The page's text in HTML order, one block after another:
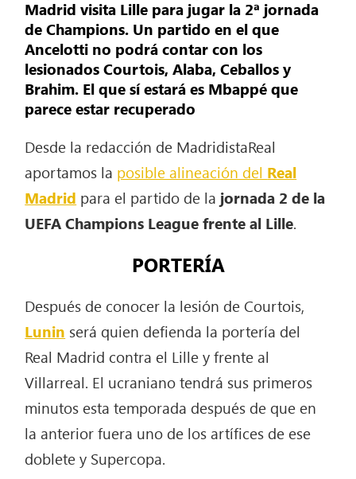
Madrid visita Lille para jugar la 2ª jornada
de Champions. Un partido en el que
Ancelotti no podrá contar con los
lesionados Courtois, Alaba, Ceballos y
Brahim. El que sí estará es Mbappé que
parece estar recuperado
Desde la redacción de MadridistaReal
aportamos la posible alineación del Real
Madrid para el partido de la jornada 2 de la
UEFA Champions League frente al Lille.
PORTERÍA
Después de conocer la lesión de Courtois,
Lunin será quien defienda la portería del
Real Madrid contra el Lille y frente al
Villarreal. El ucraniano tendrá sus primeros
minutos esta temporada después de que en
la anterior fuera uno de los artífices de ese
doblete y Supercopa.